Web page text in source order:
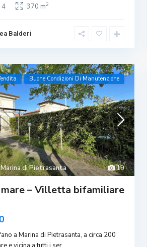
4 370 m2
Balderi
19
Marina di Pietrasanta
Buone Condizioni Di Manutenzione
mare – Villetta bifamiliare
a Marina di Pietrasanta, a circa 200